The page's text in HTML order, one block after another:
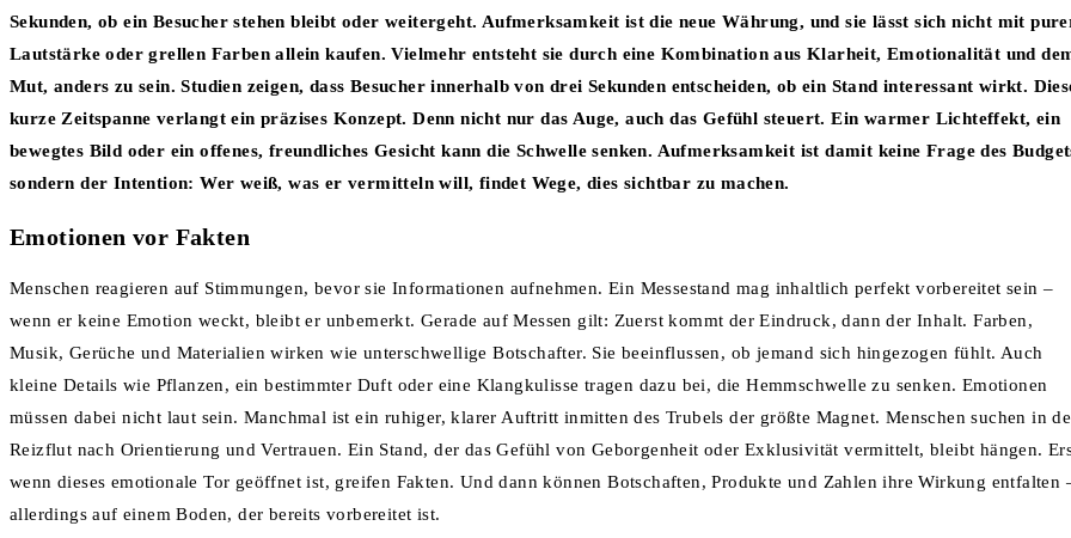
Sekunden, ob ein Besucher stehen bleibt oder weitergeht. Aufmerksamkeit ist die neue Währung, und sie lässt sich nicht mit
Lautstärke oder grellen Farben allein kaufen. Vielmehr entsteht sie durch eine Kombination aus Klarheit, Emotionalität und
Mut, anders zu sein. Studien zeigen, dass Besucher innerhalb von drei Sekunden entscheiden, ob ein Stand interessant wirkt.
kurze Zeitspanne verlangt ein präzises Konzept. Denn nicht nur das Auge, auch das Gefühl steuert. Ein warmer Lichteffekt, ein
bewegtes Bild oder ein offenes, freundliches Gesicht kann die Schwelle senken. Aufmerksamkeit ist damit keine Frage des
sondern der Intention: Wer weiß, was er vermitteln will, findet Wege, dies sichtbar zu machen.
Emotionen vor Fakten
Menschen reagieren auf Stimmungen, bevor sie Informationen aufnehmen. Ein Messestand mag inhaltlich perfekt vorbereitet sein –
wenn er keine Emotion weckt, bleibt er unbemerkt. Gerade auf Messen gilt: Zuerst kommt der Eindruck, dann der Inhalt. Farben,
Musik, Gerüche und Materialien wirken wie unterschwellige Botschafter. Sie beeinflussen, ob jemand sich hingezogen fühlt. Auch
kleine Details wie Pflanzen, ein bestimmter Duft oder eine Klangkulisse tragen dazu bei, die Hemmschwelle zu senken. Emotionen
müssen dabei nicht laut sein. Manchmal ist ein ruhiger, klarer Auftritt inmitten des Trubels der größte Magnet. Menschen suchen in
Reizflut nach Orientierung und Vertrauen. Ein Stand, der das Gefühl von Geborgenheit oder Exklusivität vermittelt, bleibt hängen.
wenn dieses emotionale Tor geöffnet ist, greifen Fakten. Und dann können Botschaften, Produkte und Zahlen ihre Wirkung entfalten
allerdings auf einem Boden, der bereits vorbereitet ist.